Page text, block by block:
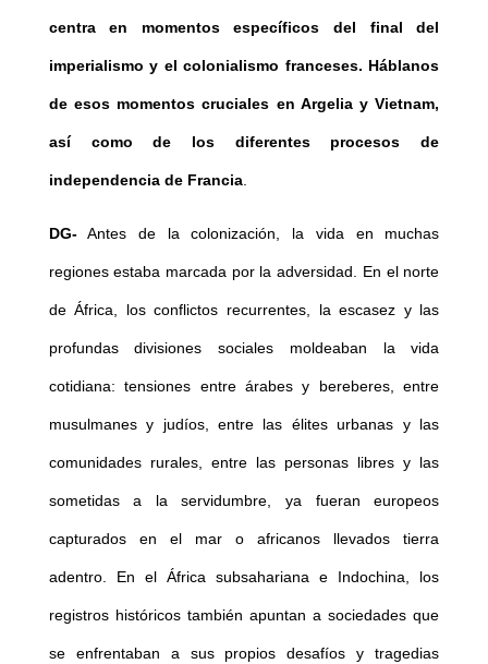
centra en momentos específicos del final del
imperialismo y el colonialismo franceses. Háblanos
de esos momentos cruciales en Argelia y Vietnam,
así como de los diferentes procesos de
independencia de Francia.
DG-Antes de la colonización, la vida en muchas
regiones estaba marcada por la adversidad. En el norte
de África, los conflictos recurrentes, la escasez y las
profundas divisiones sociales moldeaban la vida
cotidiana: tensiones entre árabes y bereberes, entre
musulmanes y judíos, entre las élites urbanas y las
comunidades rurales, entre las personas libres y las
sometidas a la servidumbre, ya fueran europeos
capturados en el mar o africanos llevados tierra
adentro. En el África subsahariana e Indochina, los
registros históricos también apuntan a sociedades que
se enfrentaban a sus propios desafíos y tragedias